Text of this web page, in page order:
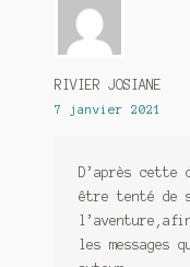
RIVIER JOSIANE
7 janvier 2021
D’après
être tenté de
les messages